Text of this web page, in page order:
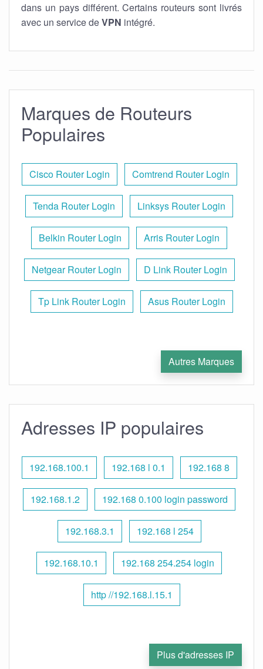
dans un pays différent. Certains routeurs sont livrés
avec un service deVPN intégré.
Marques de Routeurs
Populaires
Cisco Router Login Comtrend Router Login
Tenda Router Login Linksys Router Login
Belkin Router Login Arris Router Login
Netgear Router Login D Link Router Login
Tp Link Router Login Asus Router Login
Autres Marques
Adresses IP populaires
192.168.100.1 192.168 l 0.1 192.168 8
192.168.1.2 192.168 0.100 login password
192.168.3.1 192.168 l 254
192.168.10.1 192.168 254.254 login
http //192.168.l.15.1
Plus d'adresses IP